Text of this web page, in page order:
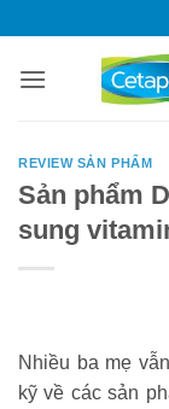
nội
REVIEW SẢN PHẨM
Sản phẩm
sung
Nhiều ba mẹ
kỹ về các sản